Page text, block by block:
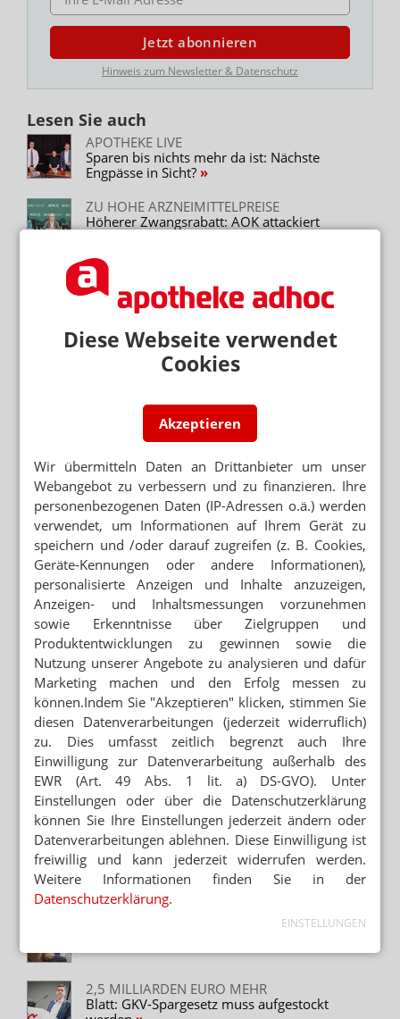
Diese Webseite verwendet
Cookies
Akzeptieren
Wir übermitteln Daten an Drittanbieter um unser
Webangebot zu verbessern und zu finanzieren. Ihre
personenbezogenen Daten (IP-Adressen o.ä.) werden
verwendet, um Informationen auf Ihrem Gerät zu
speichern und /oder darauf zugreifen (z. B. Cookies,
Geräte-Kennungen oder andere Informationen),
personalisierte Anzeigen und Inhalte anzuzeigen,
Anzeigen- und Inhaltsmessungen vorzunehmen
sowie Erkenntnisse über Zielgruppen und
Produktentwicklungen zu gewinnen sowie die
Nutzung unserer Angebote zu analysieren und dafür
Marketing machen und den Erfolg messen zu
können.Indem Sie "Akzeptieren" klicken, stimmen Sie
diesen Datenverarbeitungen (jederzeit widerruflich)
zu. Dies umfasst zeitlich begrenzt auch Ihre
Einwilligung zur Datenverarbeitung außerhalb des
EWR (Art. 49 Abs. 1 lit. a) DS-GVO). Unter
Einstellungen oder über die Datenschutzerklärung
können Sie Ihre Einstellungen jederzeit ändern oder
Datenverarbeitungen ablehnen. Diese Einwilligung ist
freiwillig und kann jederzeit widerrufen werden.
Weitere Informationen finden Sie in der
Datenschutzerklärung.
EINSTELLUNGEN
Jetzt abonnieren
Hinweis zum Newsletter & Datenschutz
Lesen Sie auch
APOTHEKE LIVE
Sparen bis nichts mehr da ist: Nächste
Engpässe in Sicht?
ZU HOHE ARZNEIMITTELPREISE
Höherer Zwangsrabatt: AOK attackiert
PHARMAINDUSTRIE
vfa: Warkens Sparpaket bedroht Standort
ARZNEIMITTELVERSORGUNG WIRD
UNKALKULIERBAR
„Spargesetz wird Pharmaindustrie vertreiben“
NEUE US-ZÖLLE
Wegen Trump: Pharmaverbände fordern EU-
Förderung
Neuere Artikel zum Thema
MEHR PLANUNGSSICHERHEIT FÜR
UNTERNEHMEN
GKV-Sparpaket: Fixer statt dynamischer
Herstellerrabatt
HAUPTSTADTKONGRESS 2026
Warken: GKV-Reform verlangt nichts
Unzumutbares
ÖFFENTLICHE ANHÖRUNG HEUTE
Sparreform: Linke und Grüne wollen
Versicherte entlasten
PFEIFEN, ZWISCHENRUFE UND FLUGBLÄTTER
Spargesetz: Bürger entladen Wut auf Warken
„OFFENSICHTLICH IST JA GENUG GELD
VORHANDEN“
Ärzte kritisieren skurrile BMG-Kampagne
EINSPARUNGEN „NICHT GERECHT VERTEILT“
Umfrage: Wenig Zustimmung für Sparreform
BSTABG AM 26. JUNI IM BUNDESTAG
2,5 MILLIARDEN EURO MEHR
Blatt: GKV-Spargesetz muss aufgestockt